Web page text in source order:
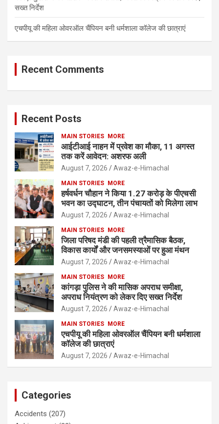
सख्त निर्देश
एचपीयू की महिला ओवरऑल चैंपियन बनी धर्मशाला कॉलेज की छात्राएं
Recent Comments
Recent Posts
MAIN STORIES MORE
आईटीआई नाहन में प्रवेश का मौका, 11 अगस्त
तक करें आवेदन: अशरफ अली
August 7, 2026 Awaz-e-Himachal
MAIN STORIES MORE
हर्षवर्धन चौहान ने किया 1.27 करोड़ के पीएचसी
भवन का उद्घाटन, तीन पंचायतों को मिलेगा लाभ
August 7, 2026 Awaz-e-Himachal
MAIN STORIES MORE
जिला परिषद मंडी की पहली त्रैमासिक बैठक,
विकास कार्यों और जनसमस्याओं पर हुआ मंथन
August 7, 2026 Awaz-e-Himachal
MAIN STORIES MORE
कांगड़ा पुलिस ने की मासिक अपराध समीक्षा,
अपराध नियंत्रण को लेकर दिए सख्त निर्देश
August 7, 2026 Awaz-e-Himachal
MAIN STORIES MORE
एचपीयू की महिला ओवरऑल चैंपियन बनी धर्मशाला
कॉलेज की छात्राएं
August 7, 2026 Awaz-e-Himachal
Categories
Accidents (207)